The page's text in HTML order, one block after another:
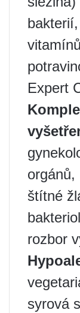
Expert
orgánů,
štítné
rozbor
syrová